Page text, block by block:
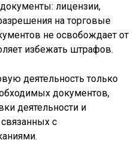
лицензии,
на торговые
не освобождает от
избежать штрафов.
деятельность только
документов,
деятельности и
с